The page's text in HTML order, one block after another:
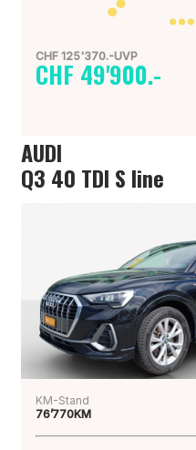
CHF 125'370.-UVP
CHF 49'900.-
AUDI
Q3 40 TDI S line
KM-Stand
76’770KM